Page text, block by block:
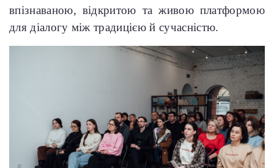
впізнаваною, відкритою та живою платформою
для діалогу між традицією й сучасністю.